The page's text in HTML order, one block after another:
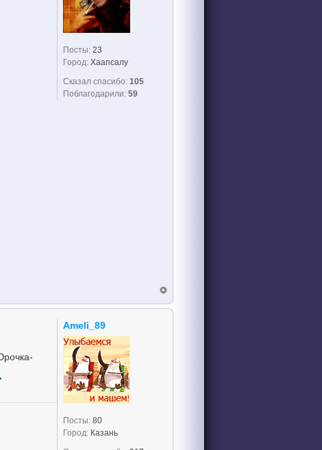
Посты: 23
Город: Хаапсалу
Сказал спасибо: 105
Поблагодарили: 59
Ameli_89
Посты: 80
Город: Казань